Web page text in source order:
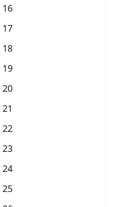
16
17
18
19
20
21
22
23
24
25